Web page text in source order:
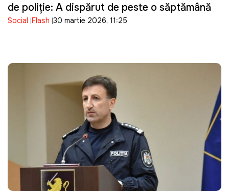
de poliție: A dispărut de peste o săptămână
Social Flash 30 martie 2026, 11:25